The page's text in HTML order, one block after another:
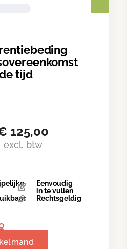
tijd
125,00
excl. btw
Eenvoudig
in te vullen
Rechtsgeldig